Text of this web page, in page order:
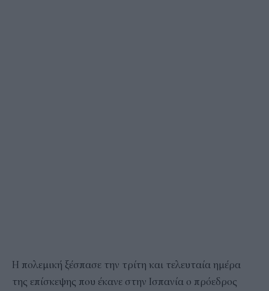
Η πολεμική ξέσπασε την τρίτη και τελευταία ημέρα
της επίσκεψης που έκανε στην Ισπανία ο πρόεδρος